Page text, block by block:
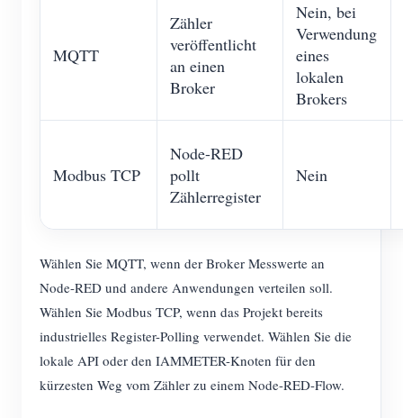
MQTT
Zähler
veröffentlicht
an einen
Broker
Nein, bei
Verwendung
eines
lokalen
Brokers
Modbus TCP
Node-RED
pollt
Zählerregister
Nein
Wählen Sie MQTT, wenn der Broker Messwerte an
Node-RED und andere Anwendungen verteilen soll.
Wählen Sie Modbus TCP, wenn das Projekt bereits
industrielles Register-Polling verwendet. Wählen Sie die
lokale API oder den IAMMETER-Knoten für den
kürzesten Weg vom Zähler zu einem Node-RED-Flow.